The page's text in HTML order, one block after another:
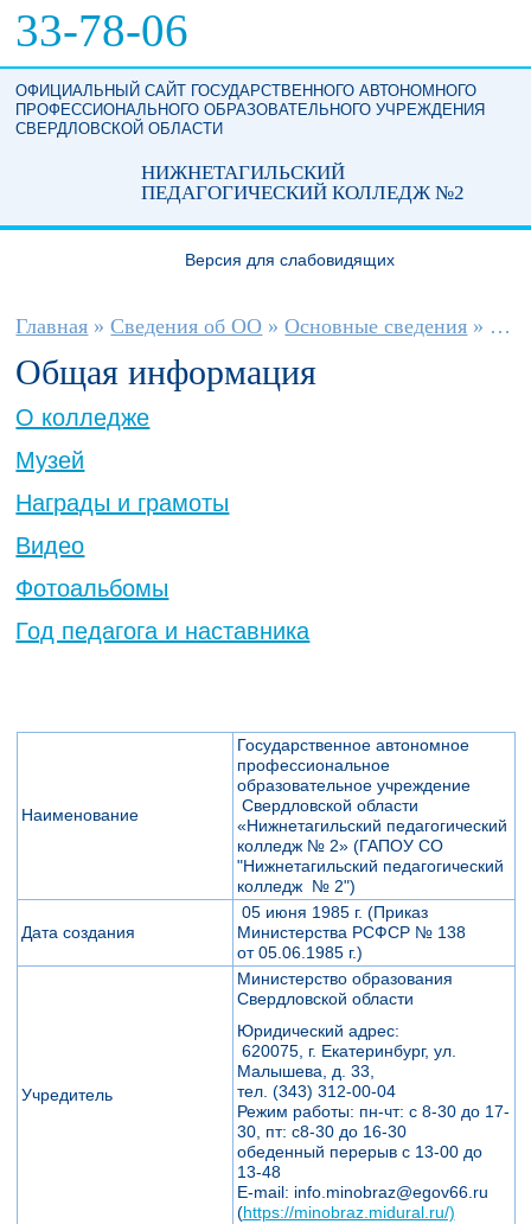
33-78-06
ОФИЦИАЛЬНЫЙ САЙТ ГОСУДАРСТВЕННОГО АВТОНОМНОГО
ПРОФЕССИОНАЛЬНОГО ОБРАЗОВАТЕЛЬНОГО УЧРЕЖДЕНИЯ
СВЕРДЛОВСКОЙ ОБЛАСТИ
НИЖНЕТАГИЛЬСКИЙ
ПЕДАГОГИЧЕСКИЙ КОЛЛЕДЖ №2
Версия для слабовидящих
Вы здесь
Главная » Сведения об ОО » Основные сведения »
Общая информация
О колледже
Музей
Награды и грамоты
Видео
Фотоальбомы
Год педагога и наставника
Наименование
Государственное автономное
профессиональное
образовательное учреждение
Свердловской области
«Нижнетагильский педагогический
колледж № 2» (ГАПОУ СО
"Нижнетагильский педагогический
колледж № 2")
Дата создания
05 июня 1985 г. (Приказ
Министерства РСФСР № 138
от 05.06.1985 г.)
Учредитель
Министерство образования
Свердловской области
Юридический адрес:
620075, г. Екатеринбург, ул.
Малышева, д. 33,
тел. (343) 312-00-04
Режим работы: пн-чт: с 8-30 до 17-
30, пт: с8-30 до 16-30
обеденный перерыв с 13-00 до
13-48
Е-mail: info.minobraz@egov66.ru
(https://minobraz.midural.ru/)